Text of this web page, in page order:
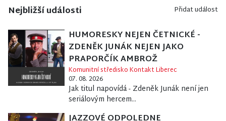
Nejbližší události Přidat událost
HUMORESKY NEJEN ČETNICKÉ -
ZDENĚK JUNÁK NEJEN JAKO
PRAPORČÍK AMBROŽ
Komunitní středisko Kontakt Liberec
07. 08. 2026
Jak titul napovídá - Zdeněk Junák není jen
seriálovým hercem...